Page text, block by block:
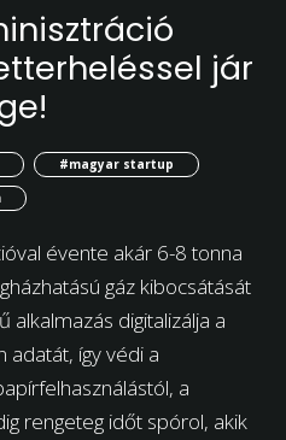
jár
#magyar startup
évente akár 6-8 tonna
gáz kibocsátását
alkalmazás digitalizálja a
így védi a
a
rengeteg időt spórol, akik